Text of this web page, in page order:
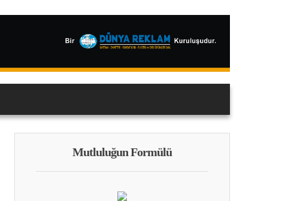
Mutluluğun Formülü